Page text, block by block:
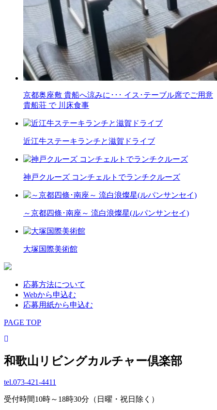
京都奥座敷 貴船へ涼みに･･･ イス･テーブル席でご用意
貴船荘 で 川床食事
近江牛ステーキランチと滋賀ドライブ
神戸クルーズ コンチェルトでランチクルーズ
～京都四條･南座～ 流白浪燦星(ルパンサンセイ)
大塚国際美術館
応募方法について
Webから申込む
応募用紙から申込む
PAGE TOP
和歌山リビングカルチャー倶楽部
tel.073-421-4411
受付時間10時～18時30分（日曜・祝日除く）